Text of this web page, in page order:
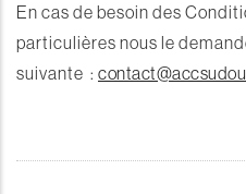
En cas de besoin des
particulières nous le
suivante :